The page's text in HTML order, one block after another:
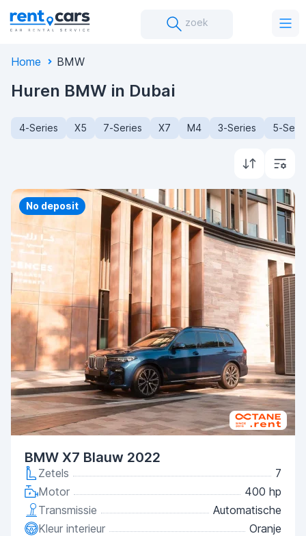
zoek
Home BMW
Huren BMW in Dubai
4-Series X5 7-Series X7 M4 3-Series 5-
Priority
No deposit
BMW X7 Blauw 2022
Zetels
7
Motor
400 hp
Transmissie
Automatische
Kleur interieur
Oranje